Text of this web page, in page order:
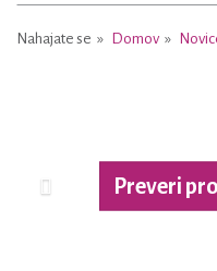
Nahajate se Domov
Preveri